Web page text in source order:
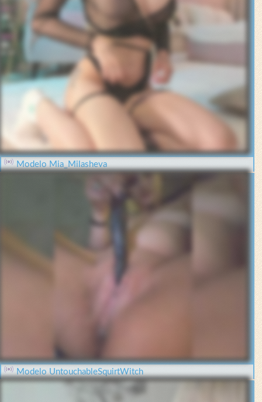
Modelo Mia_Milasheva
Modelo UntouchableSquirtWitch